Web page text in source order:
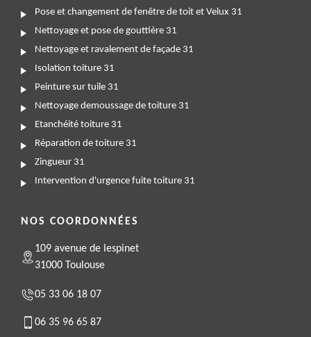
Pose et changement de fenêtre de toit et Velux 31
Nettoyage et pose de gouttière 31
Nettoyage et ravalement de façade 31
Isolation toiture 31
Peinture sur tuile 31
Nettoyage demoussage de toiture 31
Etanchéité toiture 31
Réparation de toiture 31
Zingueur 31
Intervention d'urgence fuite toiture 31
NOS COORDONNÉES
109 avenue de lespinet
31000 Toulouse
05 33 06 18 07
06 35 96 65 87